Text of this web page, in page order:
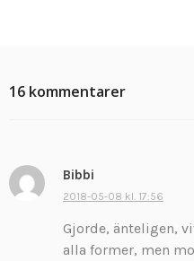
16 kommentarer
Bibbi
k
i
v
2018-05-08 kl. 17:56
Gjorde, änteligen,
alla former, men